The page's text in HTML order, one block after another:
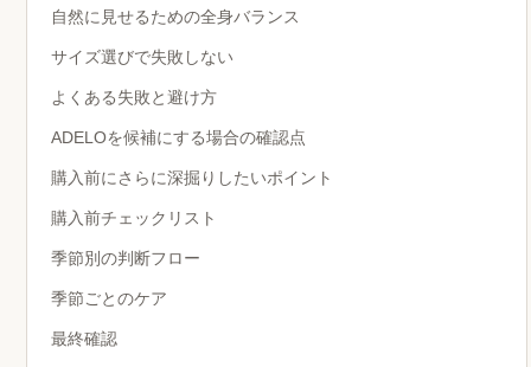
自然に見せるための全身バランス
サイズ選びで失敗しない
よくある失敗と避け方
ADELOを候補にする場合の確認点
購入前にさらに深掘りしたいポイント
購入前チェックリスト
季節別の判断フロー
季節ごとのケア
最終確認